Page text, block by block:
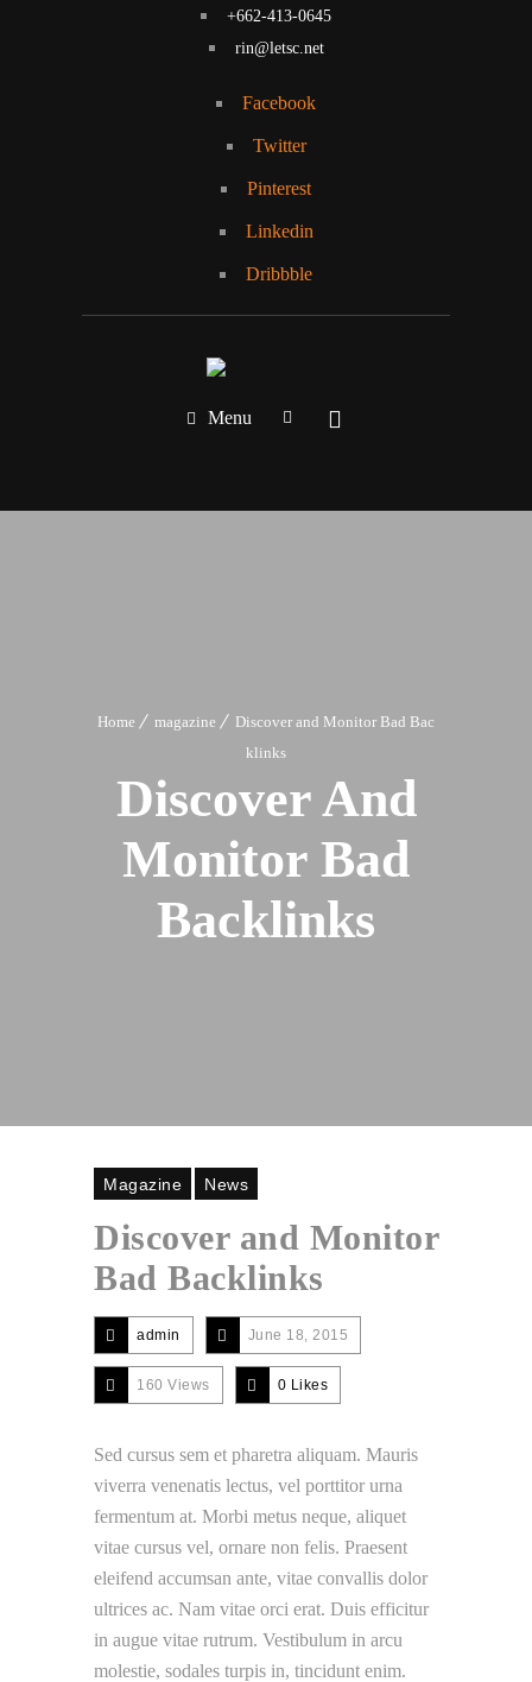
+662-413-0645
rin@letsc.net
Facebook
Twitter
Pinterest
Linkedin
Dribbble
Menu
Home magazine
Discover and Monitor Bad Bac
klinks
Discover And
Monitor Bad
Backlinks
Magazine News
Discover and Monitor
Bad Backlinks
admin June 18, 2015
160 Views 0 Likes
Sed cursus sem et pharetra aliquam. Mauris
viverra venenatis lectus, vel porttitor urna
fermentum at. Morbi metus neque, aliquet
vitae cursus vel, ornare non felis. Praesent
eleifend accumsan ante, vitae convallis dolor
ultrices ac. Nam vitae orci erat. Duis efficitur
in augue vitae rutrum. Vestibulum in arcu
molestie, sodales turpis in, tincidunt enim.